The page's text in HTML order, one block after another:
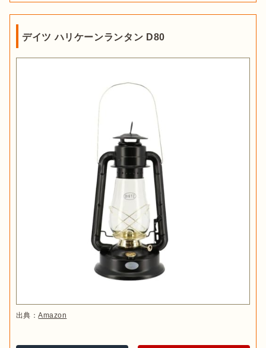
デイツ ハリケーンランタン D80
出典：Amazon